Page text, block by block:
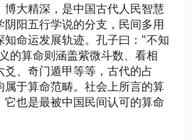
大精深，是中国古代人民智慧
阳五行学说的分支，民间多用
命运发展轨迹。孔子曰："不知
的算命则涵盖紫微斗数、看相
爻、奇门遁甲等等，古代的占
属于算命范畴。社会上所言的算
也是最被中国民间认可的算命